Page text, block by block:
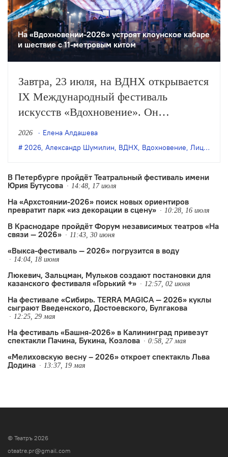
На «Вдохновении-2026» устроят клоунское кабаре
и шествие с 11-метровым китом
Завтра, 23 июля, на ВДНХ открывается
IX Международный фестиваль
искусств «Вдохновение». Он
продлится до 26 июля и объединит
спектакли разных форматов — от
до многочасового перформанса по
русской классике, концерты и другие
события.
2026
Елена Алдашева
2026 Александр Шумилин ВДНХ Вдохновение Лицедеи
В Петербурге пройдёт Театральный фестиваль имени
Юрия Бутусова
14:48, 17 июля
На «Архстоянии-2026» поиск новых ориентиров
превратит парк «из декорации в сцену»
10:28, 16 июля
В Краснодаре пройдёт Форум независимых театров «На
связи — 2026»
11:43, 30 июня
«Выкса-фестиваль — 2026» погрузится в воду
14:04, 18 июня
Люкевич, Зальцман, Мульков создают постановки для
казанского фестиваля «Горький +»
12:57, 02 июня
На фестивале «Сибирь. TERRA MAGICA — 2026» куклы
сыграют Введенского, Достоевского, Булгакова
12:25, 29 мая
На фестиваль «Башня-2026» в Калининград привезут
спектакли Пачина, Букина, Козлова
0:58, 27 мая
«Мелиховскую весну – 2026» откроет спектакль Льва
Додина
13:37, 19 мая
© Театръ 2026
oteatre.pr@gmail.com